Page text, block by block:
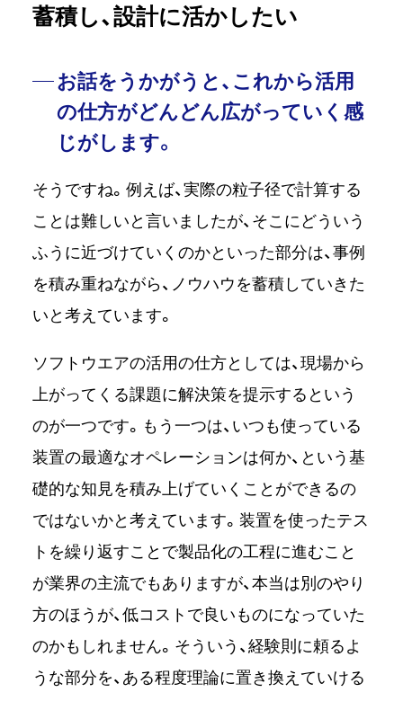
蓄積し、設計に活かしたい
お話をうかがうと、これから活用
の仕方がどんどん広がっていく感
じがします。
そうですね。例えば、実際の粒子径で計算する
ことは難しいと言いましたが、そこにどういう
ふうに近づけていくのかといった部分は、事例
を積み重ねながら、ノウハウを蓄積していきた
いと考えています。
ソフトウエアの活用の仕方としては、現場から
上がってくる課題に解決策を提示するという
のが一つです。もう一つは、いつも使っている
装置の最適なオペレーションは何か、という基
礎的な知見を積み上げていくことができるの
ではないかと考えています。装置を使ったテス
トを繰り返すことで製品化の工程に進むこと
が業界の主流でもありますが、本当は別のやり
方のほうが、低コストで良いものになっていた
のかもしれません。そういう、経験則に頼るよ
うな部分を、ある程度理論に置き換えていける